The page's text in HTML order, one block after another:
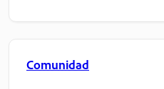
Comunidad